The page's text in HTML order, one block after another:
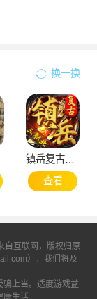
换一换
查看
自互联网，版权归原
），我们将及
上当。适度游戏益
生活。